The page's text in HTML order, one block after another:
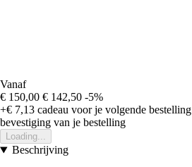
Vanaf
€ 150,00 € 142,50 -5%
+€ 7,13 cadeau voor je volgende bestelling
bevestiging van je bestelling
Loading...
Beschrijving